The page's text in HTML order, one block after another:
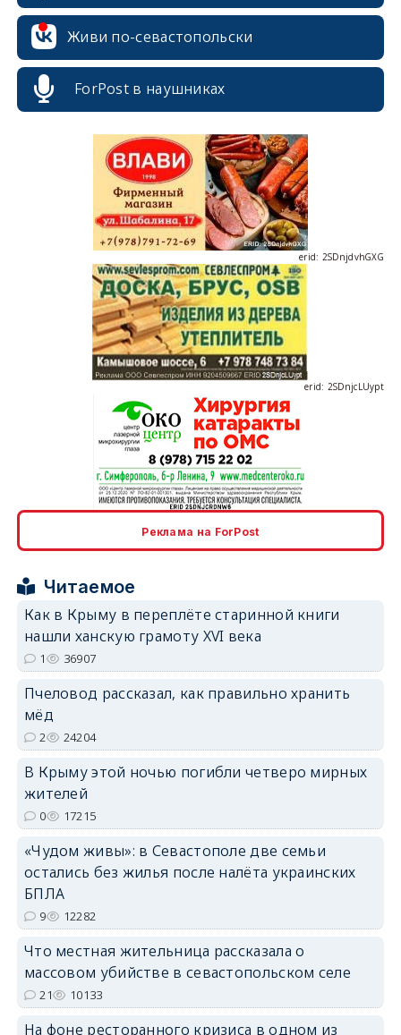
Живи по-севастопольски
ForPost в наушниках
erid: 2SDnjdvhGXG
erid: 2SDnjcLUypt
erid: 2SDnjcrDNw6
erid: 2SDnjdvhGXG
Реклама на ForPost
Читаемое
Как в Крыму в переплёте старинной книги
нашли ханскую грамоту XVI века
1 36907
Пчеловод рассказал, как правильно хранить
мёд
2 24204
В Крыму этой ночью погибли четверо мирных
жителей
0 17215
«Чудом живы»: в Севастополе две семьи
остались без жилья после налёта украинских
БПЛА
9 12282
Что местная жительница рассказала о
массовом убийстве в севастопольском селе
21 10133
На фоне ресторанного кризиса в одном из